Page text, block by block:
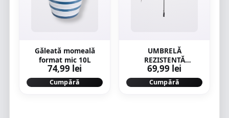
Găleată momeală
format mic 10L
74,99 lei
Cumpără
UMBRELĂ
REZISTENTĂ
CAMUFLAJ ISLAND
69,99 lei
Cumpără